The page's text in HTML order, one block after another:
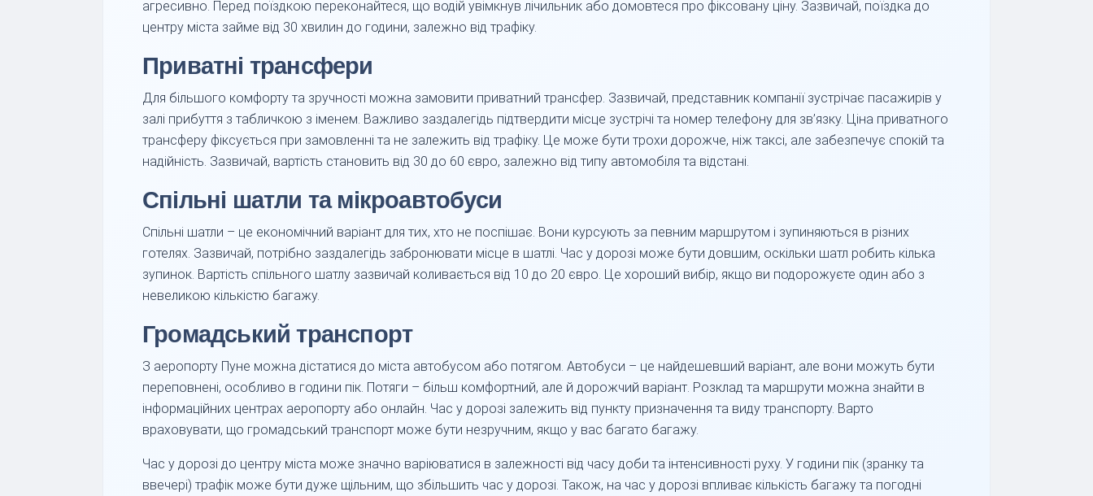
агресивно. Перед поїздкою переконайтеся, що водій увімкнув лічильник або домовтеся про фіксовану ціну. Зазвичай, поїздка до
центру міста займе від 30 хвилин до години, залежно від трафіку.
Приватні трансфери
Для більшого комфорту та зручності можна замовити приватний трансфер. Зазвичай, представник компанії зустрічає пасажирів у
залі прибуття з табличкою з іменем. Важливо заздалегідь підтвердити місце зустрічі та номер телефону для зв’язку. Ціна приватного
трансферу фіксується при замовленні та не залежить від трафіку. Це може бути трохи дорожче, ніж таксі, але забезпечує спокій та
надійність. Зазвичай, вартість становить від 30 до 60 євро, залежно від типу автомобіля та відстані.
Спільні шатли та мікроавтобуси
Спільні шатли – це економічний варіант для тих, хто не поспішає. Вони курсують за певним маршрутом і зупиняються в різних
готелях. Зазвичай, потрібно заздалегідь забронювати місце в шатлі. Час у дорозі може бути довшим, оскільки шатл робить кілька
зупинок. Вартість спільного шатлу зазвичай коливається від 10 до 20 євро. Це хороший вибір, якщо ви подорожуєте один або з
невеликою кількістю багажу.
Громадський транспорт
З аеропорту Пуне можна дістатися до міста автобусом або потягом. Автобуси – це найдешевший варіант, але вони можуть бути
переповнені, особливо в години пік. Потяги – більш комфортний, але й дорожчий варіант. Розклад та маршрути можна знайти в
інформаційних центрах аеропорту або онлайн. Час у дорозі залежить від пункту призначення та виду транспорту. Варто
враховувати, що громадський транспорт може бути незручним, якщо у вас багато багажу.
Час у дорозі до центру міста може значно варіюватися в залежності від часу доби та інтенсивності руху. У години пік (зранку та
ввечері) трафік може бути дуже щільним, що збільшить час у дорозі. Також, на час у дорозі впливає кількість багажу та погодні